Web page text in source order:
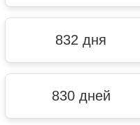
832 дня
830 дней